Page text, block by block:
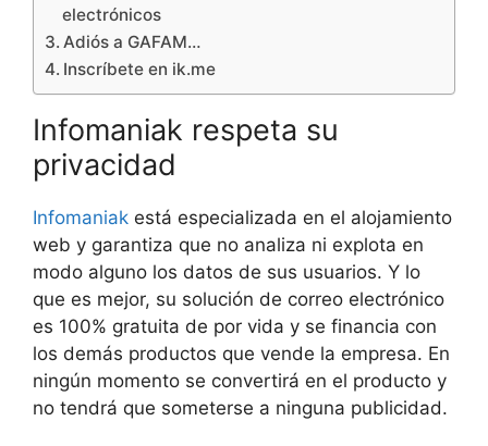
electrónicos
Adiós a GAFAM…
Inscríbete en ik.me
Infomaniak respeta su
privacidad
Infomaniak está especializada en el alojamiento
web y garantiza que no analiza ni explota en
modo alguno los datos de sus usuarios. Y lo
que es mejor, su solución de correo electrónico
es 100% gratuita de por vida y se financia con
los demás productos que vende la empresa. En
ningún momento se convertirá en el producto y
no tendrá que someterse a ninguna publicidad.